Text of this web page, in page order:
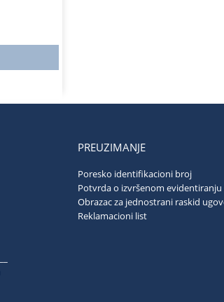
PREUZIMANJE
Poresko identifikacioni broj
Potvrda o izvršenom evidentiranju
Obrazac za jednostrani raskid
Reklamacioni list